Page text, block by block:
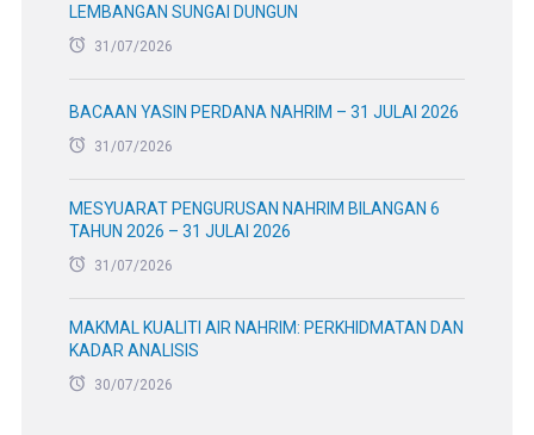
LEMBANGAN SUNGAI DUNGUN
31/07/2026
BACAAN YASIN PERDANA NAHRIM – 31 JULAI 2026
31/07/2026
MESYUARAT PENGURUSAN NAHRIM BILANGAN 6
TAHUN 2026 – 31 JULAI 2026
31/07/2026
MAKMAL KUALITI AIR NAHRIM: PERKHIDMATAN DAN
KADAR ANALISIS
30/07/2026